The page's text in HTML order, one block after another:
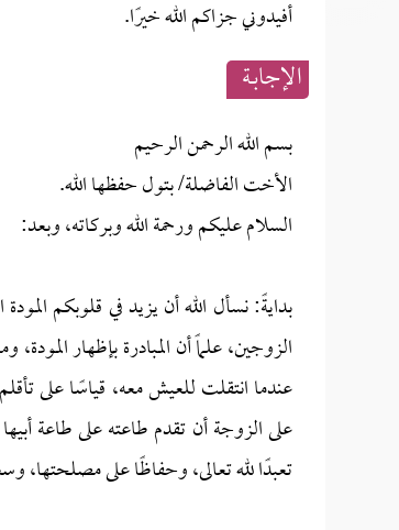
أفيدوني جزاكم الله خيرًا.
الإجابــة
بسم الله الرحمن الرحيم
الأخت الفاضلة/ بتول حفظها الله.
السلام عليكم ورحمة الله وبركاته، وبعد:
بدايةً: نسأل الله أن يزيد في قلوبكم
الزوجين، علماً أن المبادرة بإظهار
عندما انتقلت للعيش معه، قياسًا على
على الزوجة أن تقدم طاعته على طاعة
تعبدًا لله تعالى، وحفاظًا على مصلحتها،